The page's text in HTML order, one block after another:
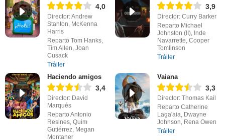
4,0
Director: Andrew
Stanton, McKenna
Harris
Reparto Tom Hanks,
Tim Allen, Joan
Cusack
Tráiler
3,9
Director: Curry Barker
Reparto Michael
Johnston (II), Inde
Navarrette, Cooper
Tomlinson
Tráiler
Haciendo amigos
3,4
Director: David
Marqués
Reparto Antonio
Resines, Quim
Gutiérrez, Megan
Montaner
Vaiana
3,3
Director: Thomas Kail
Reparto Catherine
Laga'aia, Dwayne
Johnson, Rena Owen
Tráiler